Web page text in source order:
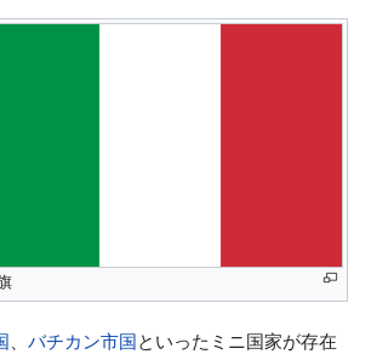
バチカン市国といったミニ国家が存在